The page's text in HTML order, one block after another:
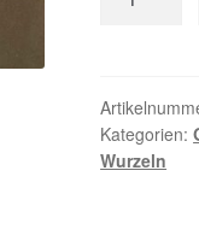
geheime
Kelten
Menge
Kategorien:
Wurzeln